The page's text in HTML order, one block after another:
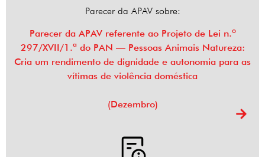
Parecer da APAV sobre:
Parecer da APAV referente ao Projeto de Lei n.º
297/XVII/1.ª do PAN — Pessoas Animais Natureza:
Cria um rendimento de dignidade e autonomia para as
vítimas de violência doméstica
(Dezembro)